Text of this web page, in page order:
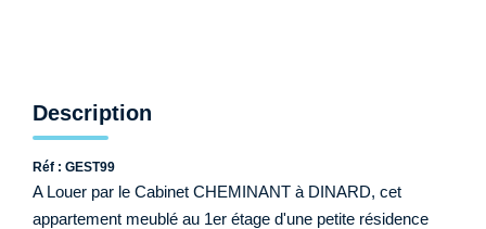
Description
Réf : GEST99
A Louer par le Cabinet CHEMINANT à DINARD, cet
appartement meublé au 1er étage d'une petite résidence